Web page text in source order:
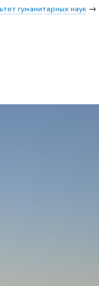
гуманитарных наук